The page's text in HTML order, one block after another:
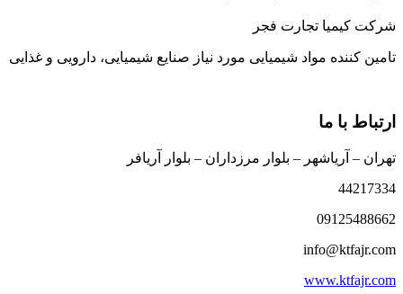
شرکت کیمیا تجارت فجر
تامین کننده مواد شیمیایی مورد نیاز صنایع شیمیایی، دارویی و غذایی
ارتباط با ما
تهران – آریاشهر – بلوار مرزداران – بلوار آریافر
44217334
09125488662
info@ktfajr.com
www.ktfajr.com